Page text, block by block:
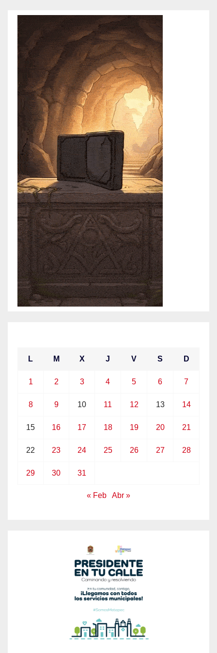
L M X J V S D
1 2 3 4 5 6 7
8 9 10 11 12 13 14
15 16 17 18 19 20 21
22 23 24 25 26 27 28
29 30 31
« Feb Abr »